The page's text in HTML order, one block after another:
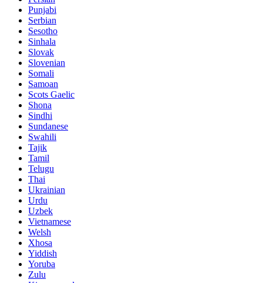
Punjabi
Serbian
Sesotho
Sinhala
Slovak
Slovenian
Somali
Samoan
Scots Gaelic
Shona
Sindhi
Sundanese
Swahili
Tajik
Tamil
Telugu
Thai
Ukrainian
Urdu
Uzbek
Vietnamese
Welsh
Xhosa
Yiddish
Yoruba
Zulu